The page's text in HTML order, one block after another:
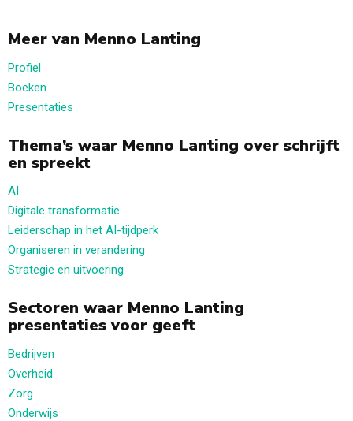
Meer van Menno Lanting
Profiel
Boeken
Presentaties
Thema’s waar Menno Lanting over schrijft
en spreekt
AI
Digitale transformatie
Leiderschap in het AI-tijdperk
Organiseren in verandering
Strategie en uitvoering
Sectoren waar Menno Lanting
presentaties voor geeft
Bedrijven
Overheid
Zorg
Onderwijs